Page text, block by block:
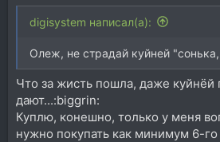
digisystem написал(а):
Олеж, не страдай куйней
Что за жисть пошла, даже куйнёй
дают...:biggrin:
Куплю, конешно, только у меня
нужно покупать как минимум 6-го